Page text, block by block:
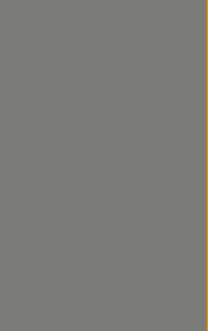
biolesker/
lieferservice/